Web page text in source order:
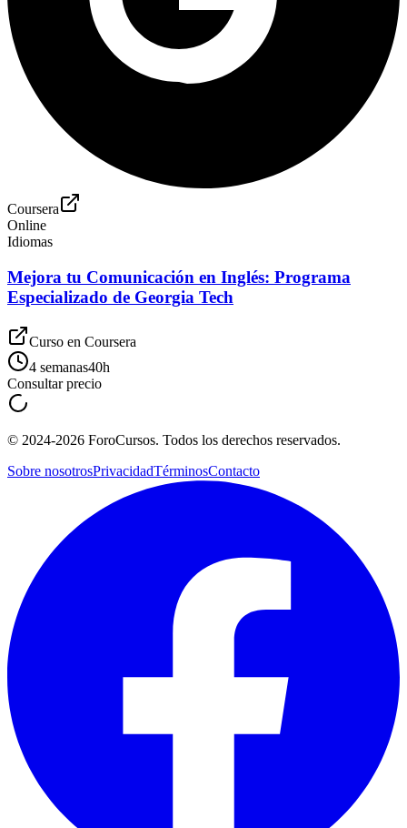
Coursera
Online
Idiomas
Mejora tu Comunicación en Inglés: Programa
Especializado de Georgia Tech
Curso en Coursera
4 semanas40h
Consultar precio
© 2024-2026 ForoCursos. Todos los derechos reservados.
Sobre nosotrosPrivacidadTérminosContacto